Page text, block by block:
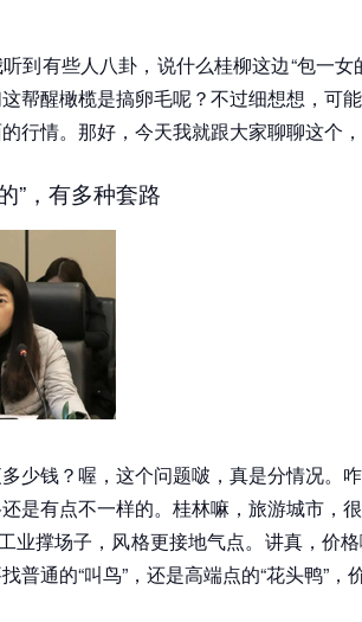
到有些人八卦，说什么桂柳这边“包一
帮醒橄榄是搞卵毛呢？不过细想想，可
行情。那好，今天我就跟大家聊聊这个
”，有多种套路
少钱？喔，这个问题啵，真是分情况。
是有点不一样的。桂林嘛，旅游城市，
业撑场子，风格更接地气点。讲真，价
普通的“叫鸟”，还是高端点的“花头鸭”，